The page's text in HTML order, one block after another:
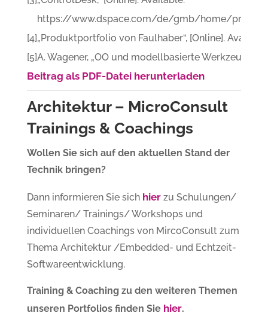
https://www.dspace.com/de/gmb/home/
[4]„Produktportfolio von Faulhaber“, [Online].
[5]A. Wagener, „OO und modellbasierte Werkzeuge –
Beitrag als PDF-Datei herunterladen
Architektur – MicroConsult
Trainings & Coachings
Wollen Sie sich auf den aktuellen Stand der
Technik bringen?
Dann informieren Sie sich hier zu Schulungen/
Seminaren/ Trainings/ Workshops und
individuellen Coachings von MircoConsult zum
Thema Architektur /Embedded- und Echtzeit-
Softwareentwicklung.
Training & Coaching zu den weiteren Themen
unseren Portfolios finden Sie hier.